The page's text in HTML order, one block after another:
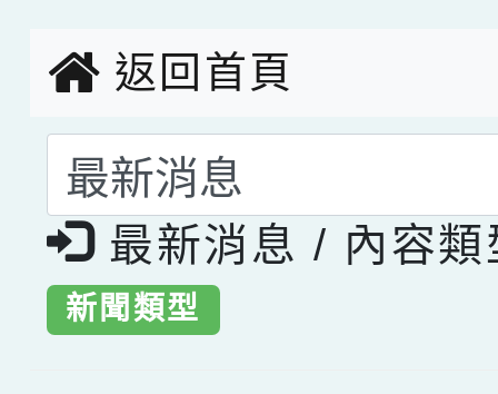
返回首頁
選擇後頁面內容會更
最新消息 / 內容類
新聞類型